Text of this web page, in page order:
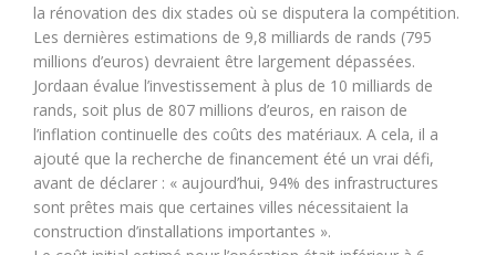
la rénovation des dix stades où se disputera la compétition.
Les dernières estimations de 9,8 milliards de rands (795
millions d’euros) devraient être largement dépassées.
Jordaan évalue l’investissement à plus de 10 milliards de
rands, soit plus de 807 millions d’euros, en raison de
l’inflation continuelle des coûts des matériaux. A cela, il a
ajouté que la recherche de financement été un vrai défi,
avant de déclarer : « aujourd’hui, 94% des infrastructures
sont prêtes mais que certaines villes nécessitaient la
construction d’installations importantes ».